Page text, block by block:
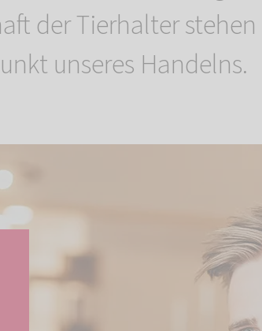
der Tierhalter
unseres Handelns.